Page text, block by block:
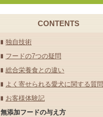
CONTENTS
独自技術
フードの7つの疑問
総合栄養食との違い
よく寄せられる愛犬に関する質問
お客様体験記
無添加フードの与え方